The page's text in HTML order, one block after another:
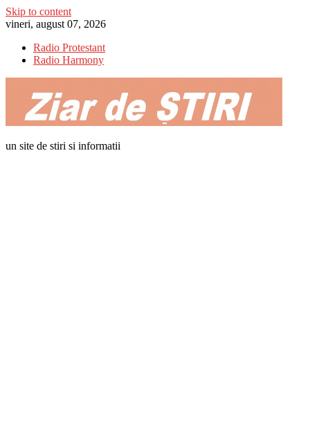
Skip to content
vineri, august 07, 2026
Radio Protestant
Radio Harmony
un site de stiri si informatii